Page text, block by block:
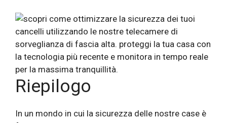
Riepilogo
In un mondo in cui la sicurezza delle nostre case è